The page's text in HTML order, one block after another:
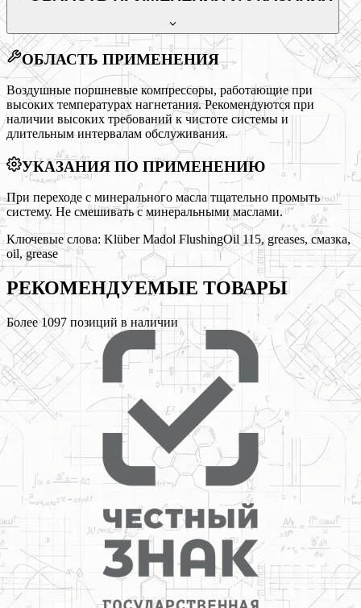
ОБЛАСТЬ ПРИМЕНЕНИЯ
Воздушные поршневые компрессоры, работающие при
высоких температурах нагнетания. Рекомендуются при
наличии высоких требований к чистоте системы и
длительным интервалам обслуживания.
УКАЗАНИЯ ПО ПРИМЕНЕНИЮ
При переходе с минерального масла тщательно промыть
систему. Не смешивать с минеральными маслами.
Ключевые слова: Klüber Madol FlushingOil 115, greases, смазка,
oil, grease
РЕКОМЕНДУЕМЫЕ ТОВАРЫ
Более1097 позиций в наличии